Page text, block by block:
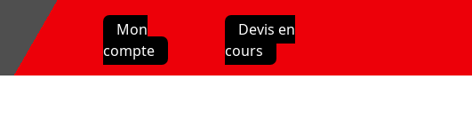
Mon
compte
Devis en
cours